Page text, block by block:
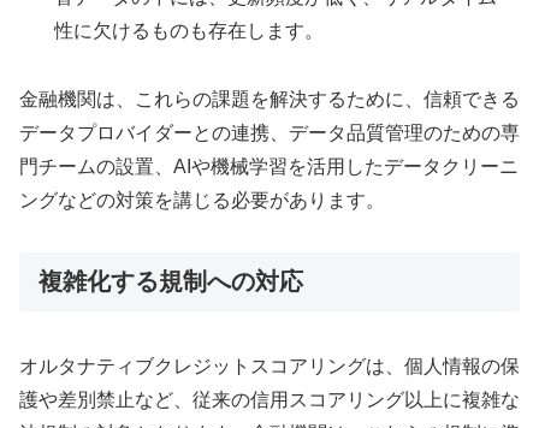
性に欠けるものも存在します。
金融機関は、これらの課題を解決するために、信頼できる
データプロバイダーとの連携、データ品質管理のための専
門チームの設置、AIや機械学習を活用したデータクリーニ
ングなどの対策を講じる必要があります。
複雑化する規制への対応
オルタナティブクレジットスコアリングは、個人情報の保
護や差別禁止など、従来の信用スコアリング以上に複雑な